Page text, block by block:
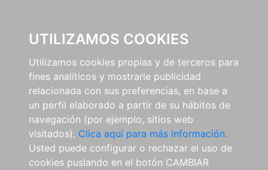
UTILIZAMOS COOKIES
Utilizamos cookies propias y de terceros para
fines analíticos y mostrarle publicidad
relacionada con sus preferencias, en base a
un perfil elaborado a partir de su hábitos de
navegación (por ejemplo, sitios web
visitados). Clica aquí para más información.
Usted puede configurar o rechazar el uso de
cookies puslando en el botón CAMBIAR